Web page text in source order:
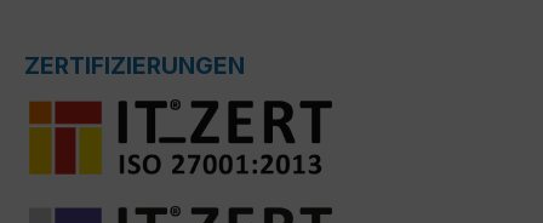
ZERTIFIZIERUNGEN